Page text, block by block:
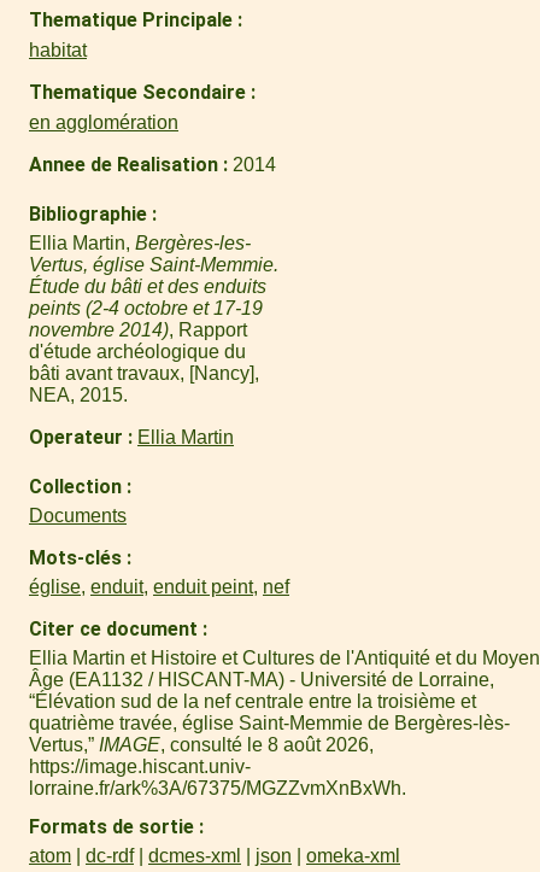
Thematique Principale
habitat
Thematique Secondaire
en agglomération
Annee de Realisation 2014
Bibliographie
Ellia Martin, Bergères-les-
Vertus, église Saint-Memmie.
Étude du bâti et des enduits
peints (2-4 octobre et 17-19
novembre 2014), Rapport
d'étude archéologique du
bâti avant travaux, [Nancy],
NEA, 2015.
Operateur Ellia Martin
Collection
Documents
Mots-clés
église, enduit, enduit peint, nef
Citer ce document
Ellia Martin et Histoire et Cultures de l'Antiquité et du Moyen
Âge (EA1132 / HISCANT-MA) - Université de Lorraine,
“Élévation sud de la nef centrale entre la troisième et
quatrième travée, église Saint-Memmie de Bergères-lès-
Vertus,” IMAGE, consulté le 8 août 2026,
https://image.hiscant.univ-
lorraine.fr/ark%3A/67375/MGZZvmXnBxWh.
Formats de sortie
atom dc-rdf dcmes-xml json
omeka-xml